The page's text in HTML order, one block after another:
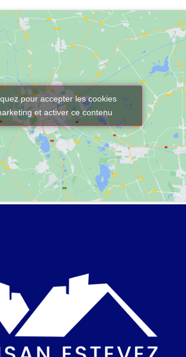
pour accepter les cookies
et activer ce contenu